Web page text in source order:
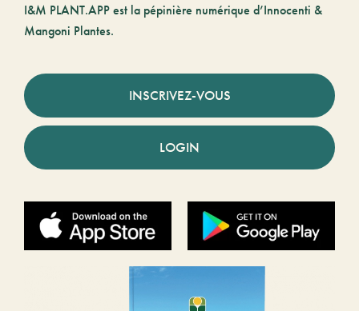
I&M PLANT.APP est la pépinière numérique d’Innocenti &
Mangoni Plantes.
INSCRIVEZ-VOUS
LOGIN